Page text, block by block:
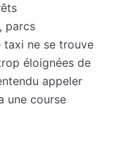
parcs
taxi ne se trouve
éloignées de
appeler
une course